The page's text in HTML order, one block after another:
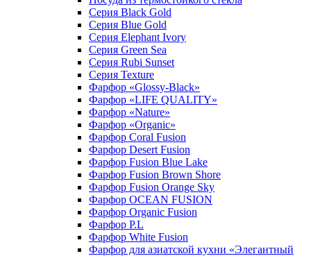
Серия Black Gold
Серия Blue Gold
Серия Elephant Ivory
Серия Green Sea
Серия Rubi Sunset
Серия Texture
Фарфор «Glossy-Black»
Фарфор «LIFE QUALITY»
Фарфор «Nature»
Фарфор «Organic»
Фарфор Coral Fusion
Фарфор Desert Fusion
Фарфор Fusion Blue Lake
Фарфор Fusion Brown Shore
Фарфор Fusion Orange Sky
Фарфор OCEAN FUSION
Фарфор Organic Fusion
Фарфор P.L
Фарфор White Fusion
Фарфор для азиатской кухни «Элегантный